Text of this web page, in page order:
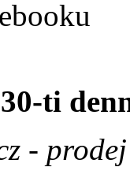
30-ti
-